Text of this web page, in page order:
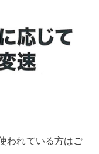
われている方はご